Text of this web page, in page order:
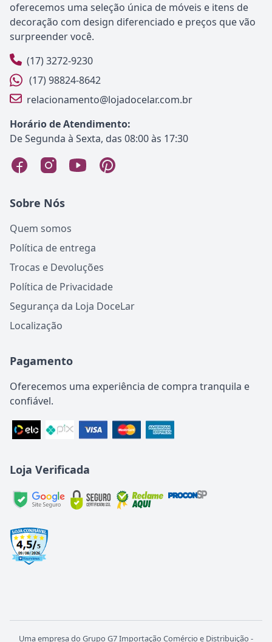
oferecemos uma seleção única de móveis e itens de
decoração com design diferenciado e preços que vão
surpreender você.
(17) 3272-9230
(17) 98824-8642
relacionamento@lojadocelar.com.br
Horário de Atendimento:
De Segunda à Sexta, das 08:00 às 17:30
Sobre Nós
Quem somos
Política de entrega
Trocas e Devoluções
Política de Privacidade
Segurança da Loja DoceLar
Localização
Pagamento
Oferecemos uma experiência de compra tranquila e
confiável.
Loja Verificada
Uma empresa do Grupo G7 Importação Comércio e Distribuição -